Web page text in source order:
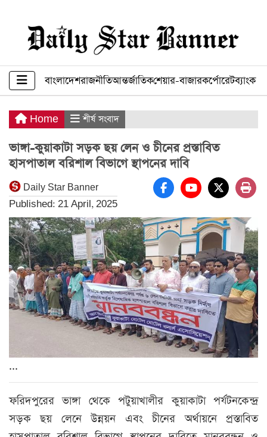
বাংলাদেশরাজনীতিআন্তর্জাতিকশেয়ার-বাজারকর্পোরেটব্যাংক
Home শীর্ষ সংবাদ
ভাঙ্গা-কুয়াকাটা সড়ক ছয় লেন ও চীনের প্রস্তাবিত
হাসপাতাল বরিশাল বিভাগে স্থাপনের দাবি
Daily Star Banner
Published: 21 April, 2025
...
ফরিদপুরের ভাঙ্গা থেকে পটুয়াখালীর কুয়াকাটা পর্যটনকেন্দ্র
সড়ক ছয় লেনে উন্নয়ন এবং চীনের অর্থায়নে প্রস্তাবিত